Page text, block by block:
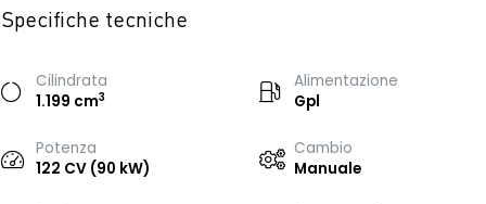
Specifiche tecniche
Cilindrata
1.199 cm3
Alimentazione
Gpl
Potenza
122 CV (90 kW)
Cambio
Manuale